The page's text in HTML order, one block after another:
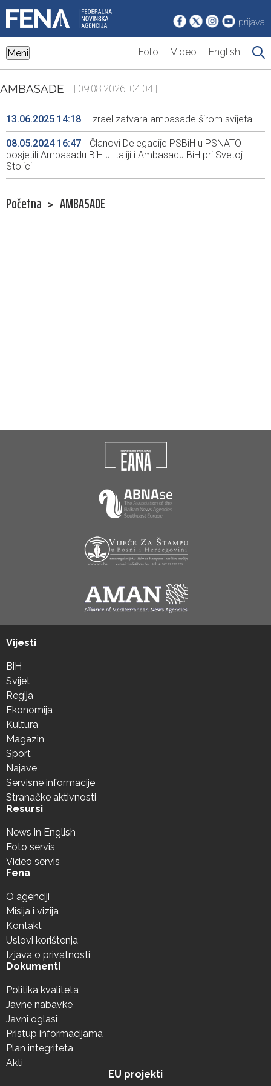
prijava
Meni Foto Video English
AMBASADE | 09.08.2026. 04:04 |
13.06.2025 14:18 Izrael zatvara ambasade širom svijeta
08.05.2024 16:47
Članovi Delegacije PSBiH u PSNATO
posjetili Ambasadu BiH u Italiji i Ambasadu BiH pri Svetoj
Stolici
Početna > AMBASADE
Vijesti
BiH
Svijet
Regija
Ekonomija
Kultura
Magazin
Sport
Najave
Servisne informacije
Stranačke aktivnosti
Resursi
News in English
Foto servis
Video servis
Fena
O agenciji
Misija i vizija
Kontakt
Uslovi korištenja
Izjava o privatnosti
Dokumenti
Politika kvaliteta
Javne nabavke
Javni oglasi
Pristup informacijama
Plan integriteta
Akti
EU projekti